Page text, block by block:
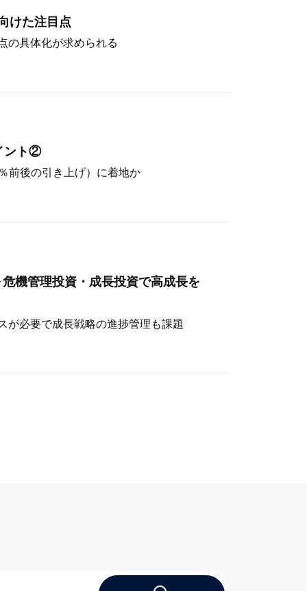
けた注目点
の具体化が求められる
ント②
前後の引き上げ）に着地か
機管理投資・成長投資で高成長を
が必要で成長戦略の進捗管理も課題